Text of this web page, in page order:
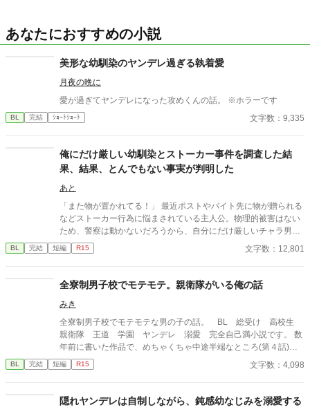
あなたにおすすめの小説
美形な幼馴染のヤンデレ過ぎる執着愛
月夜の晩に
愛が過ぎてヤンデレになった攻めくんの話。 ※ホラーです
BL 完結 ｼｮｰﾄｼｮｰﾄ 文字数：9,335
俺にだけ厳しい幼馴染とストーカー事件を調査した結
果、結果、とんでもない事実が判明した
あと
「また物が置かれてる！」 最近ポストやバイト先に物が贈られる
などストーカー行為に悩まされている主人公。物理的被害はない
ため、警察は動かないだろうから、自分にだけ厳しいチャラ男幼
馴染を味方につけ、自分たちだけで調査することに。なんとかス
トーカーを捕まえるが、違和感は残り、物語は意外な方向に…？
ンデレです。自衛してください。 ちょっと怖い場面が含まれてい
ます。 ミステリー要素があります。 一応ハピエンです。 主人公:
七瀬明 幼馴染:月城颯 ストーカー:不明 ひよったら消します。 誤字
脱字はサイレント修正します。 内容も時々サイレント修正するか
もです。 定期的にタグ整理します。 批判・中傷コメントはお控え
ください。 見つけ次第削除いたします。
BL 完結 短編 R15 文字数：12,801
全寮制男子校でモテモテ。親衛隊がいる俺の話
みき
全寮制男子校でモテモテな男の子の話。 BL 総受け 高校生
親衛隊 王道 学園 ヤンデレ 溺愛 完全自己満小説です。 数
年前に書いた作品で、めちゃくちゃ中途半端なところ(第４話)で
終わります。実験的公開作品
BL 完結 短編 R15 文字数：4,098
隠れヤンデレは自制しながら、鈍感幼なじみを溺愛する